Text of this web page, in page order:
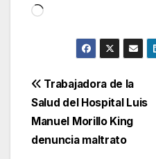
Cargando...
Navegación
de
entradas
Trabajadora de la
Salud del Hospital Luis
Manuel Morillo King
denuncia maltrato